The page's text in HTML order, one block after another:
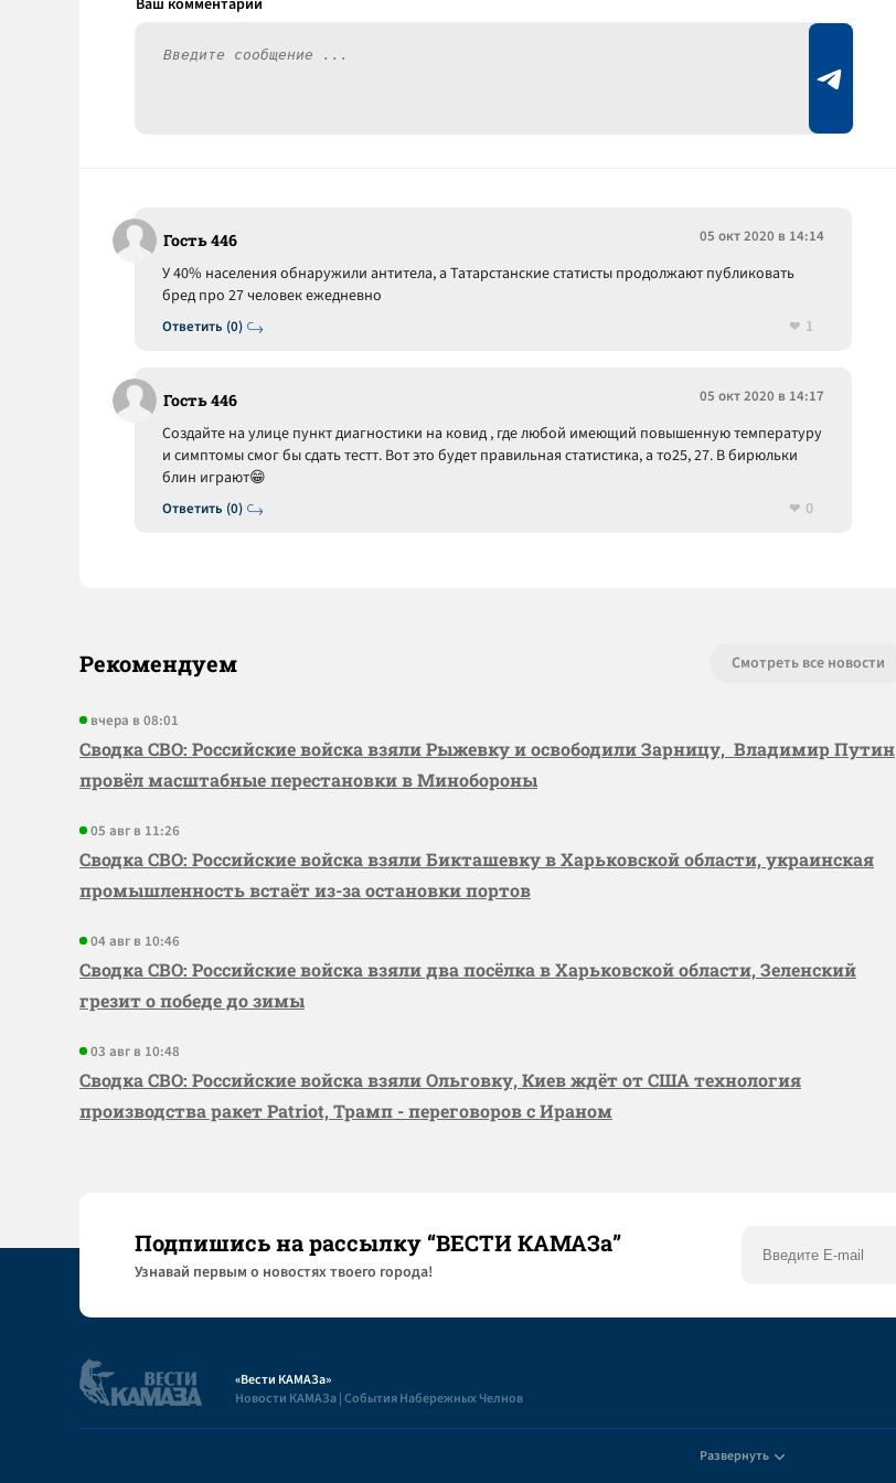
Гость 446 05 окт 2020 в 14:14
Ответить (0)
У 40% населения обнаружили антитела, а Татарстанские статисты продолжают публиковать
бред про 27 человек ежедневно
1
Гость 446 05 окт 2020 в 14:17
Ответить (0)
Создайте на улице пункт диагностики на ковид , где любой имеющий повышенную температуру
и симптомы смог бы сдать тестт. Вот это будет правильная статистика, а то25, 27. В бирюльки
блин играют😁
0
Рекомендуем Смотреть все новости
вчера в 08:01
Сводка СВО: Российские войска взяли Рыжевку и освободили Зарницу, Владимир Путин
провёл масштабные перестановки в Минобороны
05 авг в 11:26
Сводка СВО: Российские войска взяли Бикташевку в Харьковской области, украинская
промышленность встаёт из-за остановки портов
04 авг в 10:46
Сводка СВО: Российские войска взяли два посёлка в Харьковской области, Зеленский
грезит о победе до зимы
03 авг в 10:48
Сводка СВО: Российские войска взяли Ольговку, Киев ждёт от США технология
производства ракет Patriot, Трамп - переговоров с Ираном
Подпишись на рассылку “ВЕСТИ КАМАЗа”
Узнaвай первым о новостях твоего города!
«Вести КАМАЗа»
Новости КАМАЗа | События Набережных Челнов
Развернуть